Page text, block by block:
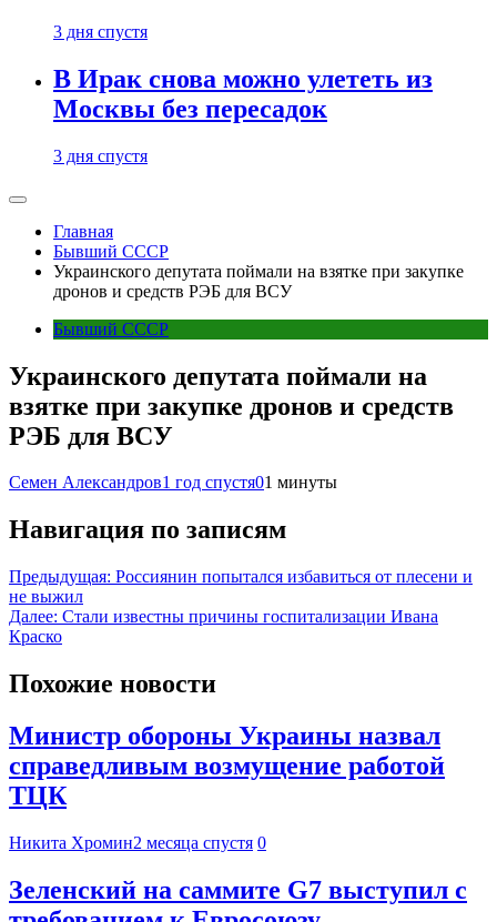
3 дня спустя
В Ирак снова можно улететь из
Москвы без пересадок
3 дня спустя
Главная
Бывший СССР
Украинского депутата поймали на взятке при закупке
дронов и средств РЭБ для ВСУ
Бывший СССР
Украинского депутата поймали на
взятке при закупке дронов и средств
РЭБ для ВСУ
Семен Александров1 год спустя01 минуты
Навигация по записям
Предыдущая: Россиянин попытался избавиться от плесени и
не выжил
Далее: Стали известны причины госпитализации Ивана
Краско
Похожие новости
Министр обороны Украины назвал
справедливым возмущение работой
ТЦК
Никита Хромин2 месяца спустя 0
Зеленский на саммите G7 выступил с